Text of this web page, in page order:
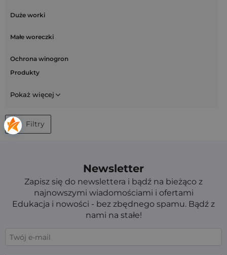
Duże worki
Małe woreczki
Ochrona winogron
Produkty
Pokaż więcej
Filtry
Newsletter
Zapisz się do newslettera i bądź na bieżąco z
najnowszymi wiadomościami i ofertami
Edukacja i nowości - bez zbędnego spamu. Bądź z
nami na stałe!